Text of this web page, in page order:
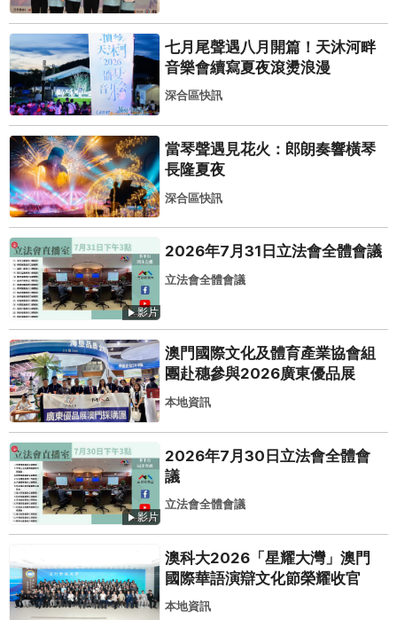
七月尾聲遇八月開篇！天沐河畔
音樂會續寫夏夜滾燙浪漫
深合區快訊
當琴聲遇見花火：郎朗奏響橫琴
長隆夏夜
深合區快訊
影片
2026年7月31日立法會全體會議
立法會全體會議
澳門國際文化及體育產業協會組
團赴穗參與2026廣東優品展
本地資訊
影片
2026年7月30日立法會全體會
議
立法會全體會議
澳科大2026「星耀大灣」澳門
國際華語演辯文化節榮耀收官
本地資訊